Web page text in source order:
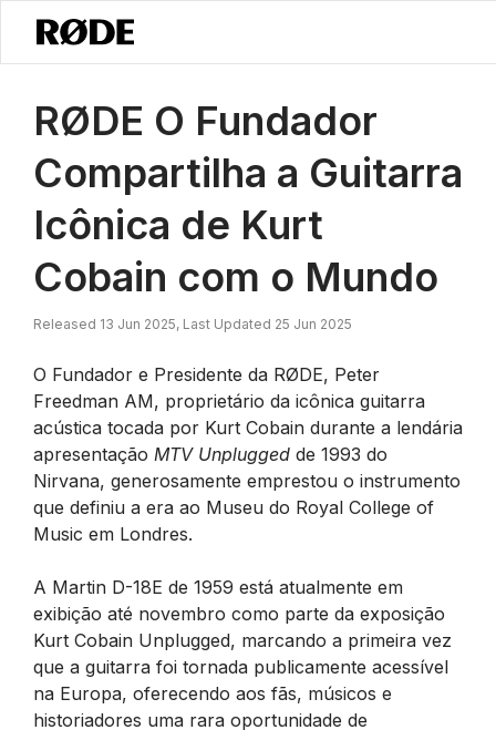
Notícias / RØDE O Fundador Compartilha A Icônica Guitarra De Kurt
RØDE O Fundador
Compartilha a Guitarra
Icônica de Kurt
Cobain com o Mundo
Released 13 Jun 2025, Last Updated 25 Jun 2025
O Fundador e Presidente da RØDE, Peter
Freedman AM, proprietário da icônica guitarra
acústica tocada por Kurt Cobain durante a lendária
apresentação MTV Unplugged de 1993 do
Nirvana, generosamente emprestou o instrumento
que definiu a era ao Museu do Royal College of
Music em Londres.
A Martin D-18E de 1959 está atualmente em
exibição até novembro como parte da exposição
Kurt Cobain Unplugged, marcando a primeira vez
que a guitarra foi tornada publicamente acessível
na Europa, oferecendo aos fãs, músicos e
historiadores uma rara oportunidade de